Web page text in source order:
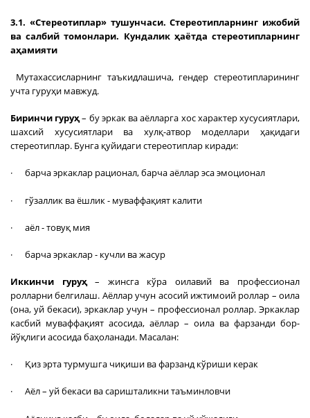
3.1. «Стереотиплар» тушунчаси. Стереотипларнинг ижобий
ва салбий томонлари. Кундалик ҳаётда стереотипларнинг
аҳамияти
Мутахассисларнинг таъкидлашича, гендер стереотипларининг
учта гуруҳи мавжуд.
Биринчи гуруҳ– бу эркак ва аёлларга хос характер хусусиятлари,
шахсий хусусиятлари ва хулқ-атвор моделлари ҳақидаги
стереотиплар. Бунга қуйидаги стереотиплар киради:
· барча эркаклар рационал, барча аёллар эса эмоционал
· гўзаллик ва ёшлик - муваффақият калити
· аёл - товуқ мия
· барча эркаклар - кучли ва жасур
Иккинчи гуруҳ– жинсга кўра оилавий ва профессионал
ролларни белгилаш. Аёллар учун асосий ижтимоий роллар – оила
(она, уй бекаси), эркаклар учун – профессионал роллар. Эркаклар
касбий муваффақият асосида, аёллар – оила ва фарзанди бор-
йўқлиги асосида баҳоланади. Масалан:
· Қиз эрта турмушга чиқиши ва фарзанд кўриши керак
· Аёл – уй бекаси ва саришталикни таъминловчи